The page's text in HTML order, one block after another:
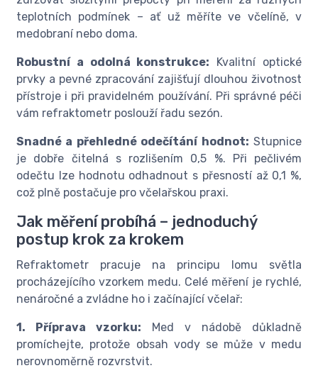
teplotních podmínek – ať už měříte ve včelíně, v
medobraní nebo doma.
Robustní a odolná konstrukce: Kvalitní optické
prvky a pevné zpracování zajišťují dlouhou životnost
přístroje i při pravidelném používání. Při správné péči
vám refraktometr poslouží řadu sezón.
Snadné a přehledné odečítání hodnot: Stupnice
je dobře čitelná s rozlišením 0,5 %. Při pečlivém
odečtu lze hodnotu odhadnout s přesností až 0,1 %,
což plně postačuje pro včelařskou praxi.
Jak měření probíhá – jednoduchý
postup krok za krokem
Refraktometr pracuje na principu lomu světla
procházejícího vzorkem medu. Celé měření je rychlé,
nenáročné a zvládne ho i začínající včelař:
1. Příprava vzorku: Med v nádobě důkladně
promíchejte, protože obsah vody se může v medu
nerovnoměrně rozvrstvit.